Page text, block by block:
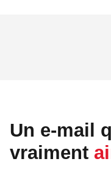
Un e-mail
vraiment